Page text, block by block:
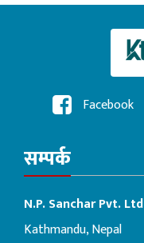
Facebook
सम्पर्क
N.P. Sanchar Pvt. Ltd
Kathmandu, Nepal